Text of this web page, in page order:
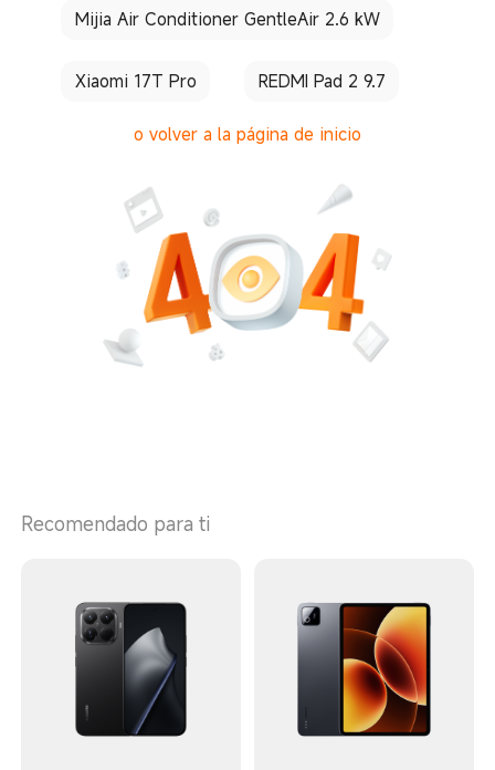
Mijia Air Conditioner GentleAir 2.6 kW
Xiaomi 17T Pro REDMI Pad 2 9.7
o volver a la página de inicio
Recomendado para ti